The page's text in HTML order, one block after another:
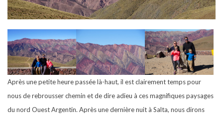
Après une petite heure passée là-haut, il est clairement temps pour
nous de rebrousser chemin et de dire adieu à ces magnifiques paysages
du nord Ouest Argentin. Après une dernière nuit à Salta, nous dirons